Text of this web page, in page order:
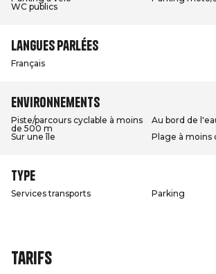
WC publics
Langues parlées
Français
Environnements
Piste/parcours cyclable à moins
de 500 m
Au bord de
Sur une île
Plage à moins
Type
Services transports Parking
Tarifs